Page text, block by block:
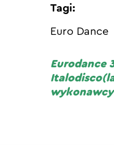
Tagi:
Euro Dance
Eurodance